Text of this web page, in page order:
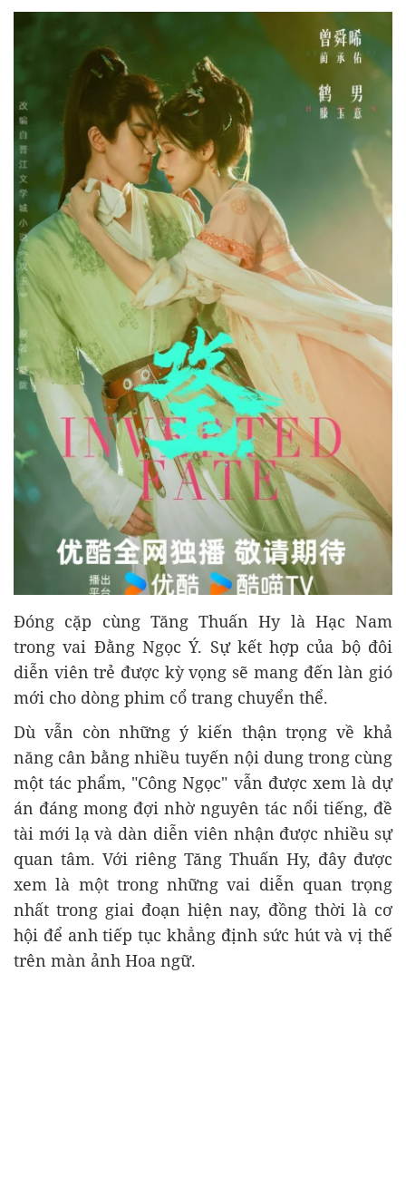
Đóng cặp cùng Tăng Thuấn Hy là Hạc Nam
trong vai Đằng Ngọc Ý. Sự kết hợp của bộ đôi
diễn viên trẻ được kỳ vọng sẽ mang đến làn gió
mới cho dòng phim cổ trang chuyển thể.
Dù vẫn còn những ý kiến thận trọng về khả
năng cân bằng nhiều tuyến nội dung trong cùng
một tác phẩm, "Công Ngọc" vẫn được xem là dự
án đáng mong đợi nhờ nguyên tác nổi tiếng, đề
tài mới lạ và dàn diễn viên nhận được nhiều sự
quan tâm. Với riêng Tăng Thuấn Hy, đây được
xem là một trong những vai diễn quan trọng
nhất trong giai đoạn hiện nay, đồng thời là cơ
hội để anh tiếp tục khẳng định sức hút và vị thế
trên màn ảnh Hoa ngữ.